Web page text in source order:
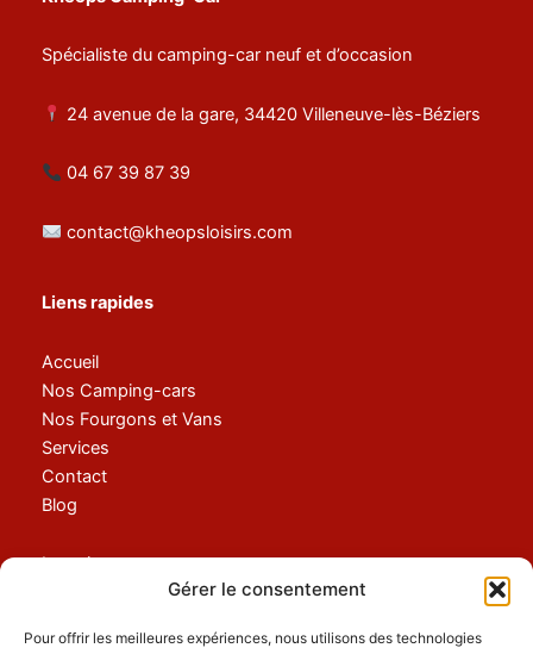
Gérer le consentement
Pour offrir les meilleures expériences, nous utilisons des technologies
Spécialiste du camping-car neuf et d’occasion
24 avenue de la gare, 34420 Villeneuve-lès-Béziers
04 67 39 87 39
contact@kheopsloisirs.com
Liens rapides
Accueil
Nos Camping-cars
Nos Fourgons et Vans
Services
Contact
Blog
Location
Nos Services